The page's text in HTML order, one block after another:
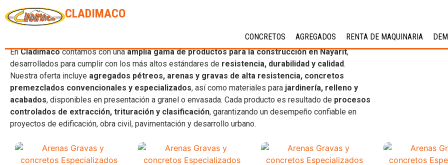
CLADIMACO
CONCRETOS AGREGADOS RENTA DE MAQUINARIA
EnCladimacocontamos con unaamplia gama de productos para la construcción en Nayarit,
desarrollados para cumplir con los más altos estándares de resistencia, durabilidad y calidad.
Nuestra oferta incluye agregados pétreos, arenas y gravas de alta resistencia, concretos
premezclados convencionales y especializados, así como materiales para jardinería, relleno y
acabados, disponibles en presentación a granel o envasada. Cada producto es resultado de procesos
controlados de extracción, trituración y clasificación, garantizando un desempeño confiable en
proyectos de edificación, obra civil, pavimentación y desarrollo urbano.